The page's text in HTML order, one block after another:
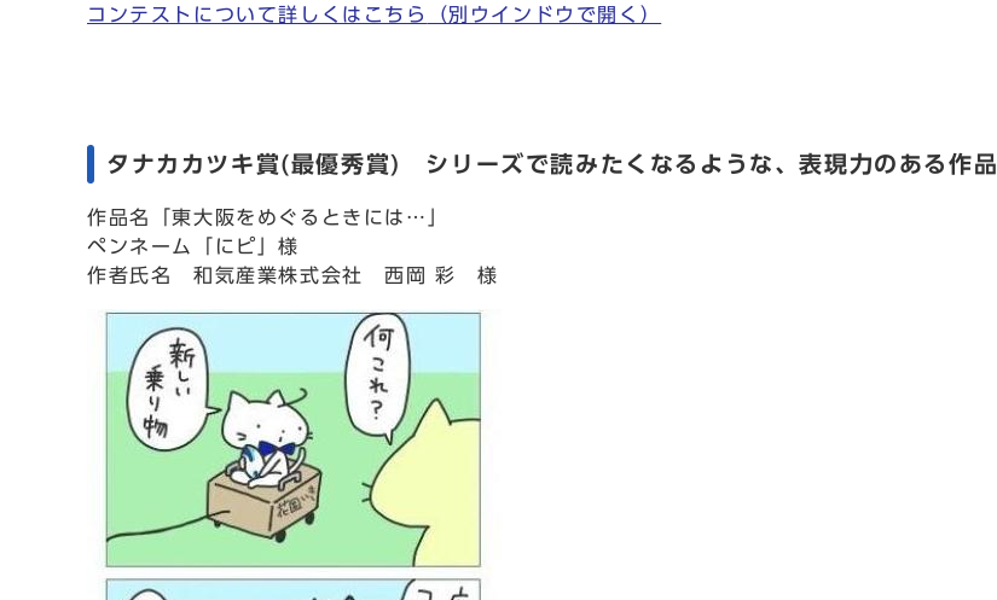
コンテストについて詳しくはこちら （別ウインドウで開く）
タナカカツキ賞(最優秀賞) シリーズで読みたくなるような、表現力のある作品
作品名「東大阪をめぐるときには…」
ペンネーム「にピ」様
作者氏名 和気産業株式会社 西岡 彩 様